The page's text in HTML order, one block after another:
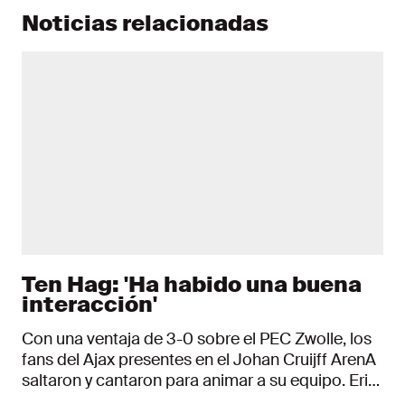
Noticias relacionadas
Ten Hag: 'Ha habido una buena
interacción'
Con una ventaja de 3-0 sobre el PEC Zwolle, los
fans del Ajax presentes en el Johan Cruijff ArenA
saltaron y cantaron para animar a su equipo. Erik